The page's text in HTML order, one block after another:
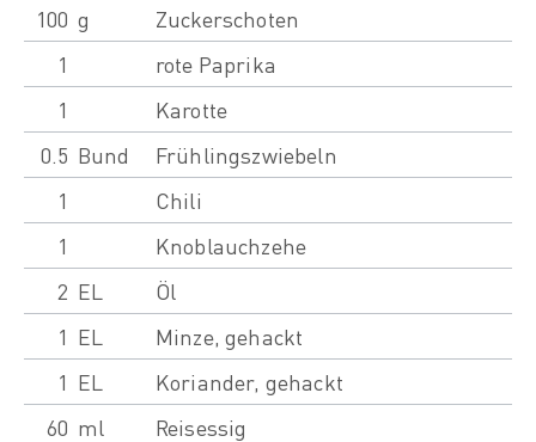
100 g
Zuckerschoten
1
rote Paprika
1
Karotte
0.5 Bund
Frühlingszwiebeln
1
Chili
1
Knoblauchzehe
2 EL
Öl
1 EL
Minze, gehackt
1 EL
Koriander, gehackt
60 ml
Reisessig